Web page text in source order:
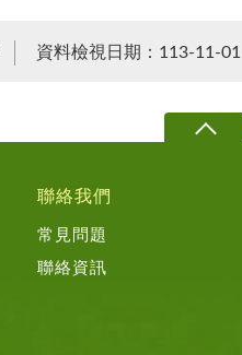
資料檢視日期：113-11-01
聯絡我們
常見問題
聯絡資訊